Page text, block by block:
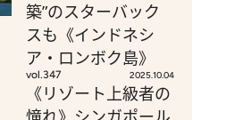
築”のスターバック
スも《インドネシ
ア・ロンボク島》
vol.347 2025.10.04
《リゾート上級者の